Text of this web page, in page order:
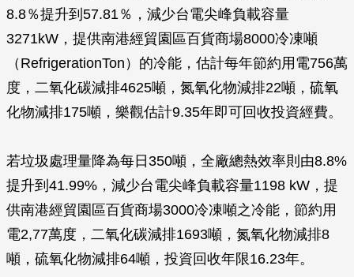
8.8％提升到57.81％，減少台電尖峰負載容量
3271kW，提供南港經貿園區百貨商場8000冷凍噸
（RefrigerationTon）的冷能，估計每年節約用電756萬
度，二氧化碳減排4625噸，氮氧化物減排22噸，硫氧
化物減排175噸，樂觀估計9.35年即可回收投資經費。
若垃圾處理量降為每日350噸，全廠總熱效率則由8.8%
提升到41.99%，減少台電尖峰負載容量1198 kW，提
供南港經貿園區百貨商場3000冷凍噸之冷能，節約用
電2,77萬度，二氧化碳減排1693噸，氮氧化物減排8
噸，硫氧化物減排64噸，投資回收年限16.23年。